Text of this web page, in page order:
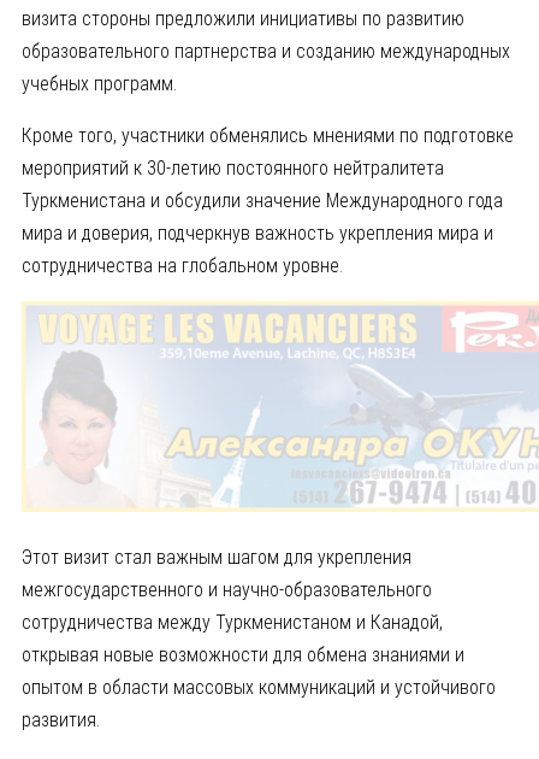
визита стороны предложили инициативы по развитию
образовательного партнерства и созданию международных
учебных программ.
Кроме того, участники обменялись мнениями по подготовке
мероприятий к 30-летию постоянного нейтралитета
Туркменистана и обсудили значение Международного года
мира и доверия, подчеркнув важность укрепления мира и
сотрудничества на глобальном уровне.
Этот визит стал важным шагом для укрепления
межгосударственного и научно-образовательного
сотрудничества между Туркменистаном и Канадой,
открывая новые возможности для обмена знаниями и
опытом в области массовых коммуникаций и устойчивого
развития.